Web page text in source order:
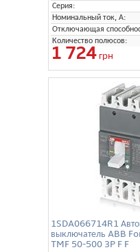
Серия:
Номинальный ток, А:
Отключающая
Количество полюсов:
1 724грн
1SDA066714R1
выключатель ABB
TMF 50-500 3P F F